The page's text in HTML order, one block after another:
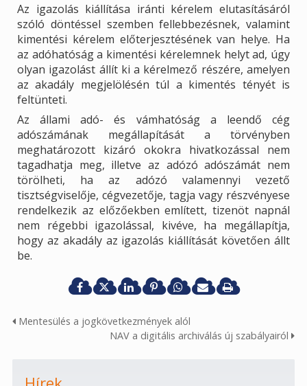
Az igazolás kiállítása iránti kérelem elutasításáról
szóló döntéssel szemben fellebbezésnek, valamint
kimentési kérelem előterjesztésének van helye. Ha
az adóhatóság a kimentési kérelemnek helyt ad, úgy
olyan igazolást állít ki a kérelmező részére, amelyen
az akadály megjelölésén túl a kimentés tényét is
feltünteti.
Az állami adó- és vámhatóság a leendő cég
adószámának megállapítását a törvényben
meghatározott kizáró okokra hivatkozással nem
tagadhatja meg, illetve az adózó adószámát nem
törölheti, ha az adózó valamennyi vezető
tisztségviselője, cégvezetője, tagja vagy részvényese
rendelkezik az előzőekben említett, tizenöt napnál
nem régebbi igazolással, kivéve, ha megállapítja,
hogy az akadály az igazolás kiállítását követően állt
be.
Mentesülés a jogkövetkezmények alól
NAV a digitális archiválás új szabályairól